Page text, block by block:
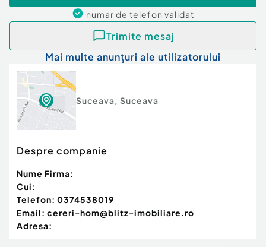
numar de telefon validat
Trimite mesaj
Mai multe anunțuri ale utilizatorului
Suceava, Suceava
Despre companie
Nume Firma:
Cui:
Telefon: 0374538019
Email: cereri-hom@blitz-imobiliare.ro
Adresa: